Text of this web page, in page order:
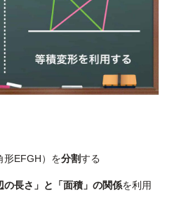
形EFGH）を分割する
の長さ」と「面積」の関係を利用